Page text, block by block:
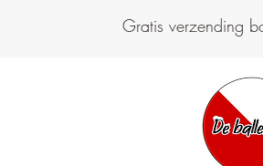
Gratis verzending